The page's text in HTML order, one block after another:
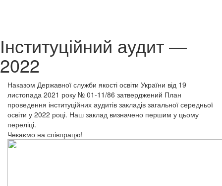
Інституційний аудит —
2022
Наказом Державної служби якості освіти України від 19
листопада 2021 року № 01-11/86 затверджений План
проведення інституційних аудитів закладів загальної середньої
освіти у 2022 році. Наш заклад визначено першим у цьому
переліці.
Чекаємо на співпрацю!